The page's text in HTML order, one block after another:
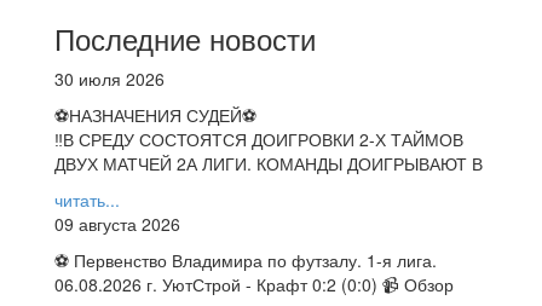
Последние новости
30 июля 2026
⚽НАЗНАЧЕНИЯ СУДЕЙ⚽
‼В СРЕДУ СОСТОЯТСЯ ДОИГРОВКИ 2-Х ТАЙМОВ
ДВУХ МАТЧЕЙ 2А ЛИГИ. КОМАНДЫ ДОИГРЫВАЮТ В
читать...
09 августа 2026
⚽ Первенство Владимира по футзалу. 1-я лига.
06.08.2026 г. УютСтрой - Крафт 0:2 (0:0) 📹 Обзор